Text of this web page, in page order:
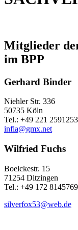
Mitglieder
im BPP
Gerhard Binder
Niehler Str. 336
50735 Köln
Tel.: +49 221
infla@gmx.net
Wilfried Fuchs
Boelckestr. 15
71254 Ditzingen
Tel.: +49 172 8145769
silverfox53@web.de